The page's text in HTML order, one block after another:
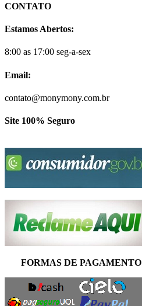
CONTATO
Estamos Abertos:
8:00 as 17:00 seg-a-sex
Email:
contato@monymony.com.br
Site 100% Seguro
FORMAS DE PAGAMENTO